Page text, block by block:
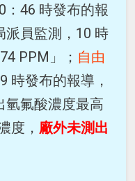
：46 時發布的報
派員監測，10 時
PPM」； 自由
時發布的報導，
氫氟酸濃度最高
度， 廠外未測出